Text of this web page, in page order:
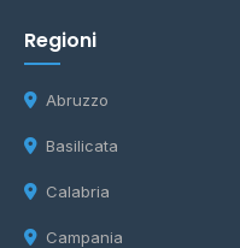
Regioni
Abruzzo
Basilicata
Calabria
Campania